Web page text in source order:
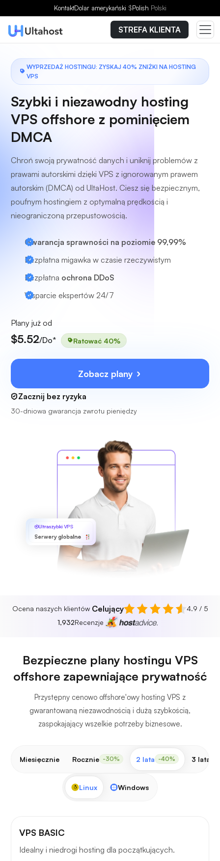
KontaktDolar amerykański $Polish Polski
STREFA KLIENTA
WYPRZEDAŻ HOSTINGU: ZYSKAJ 40% ZNIŻKI NA HOSTING
VPS
Szybki i niezawodny hosting
VPS offshore z pominięciem
DMCA
Chroń swoją prywatność danych i uniknij problemów z
prawami autorskimi dzięki VPS z ignorowanym prawem
autorskim (DMCA) od UltaHost. Ciesz się bezpiecznym,
poufnym hostingiem z optymalną prędkością i
nieograniczoną przepustowością.
Gwarancja sprawności na poziomie 99,99%
Bezpłatna migawka w czasie rzeczywistym
Bezpłatna ochrona DDoS
Wsparcie ekspertów 24/7
Plany już od
$5.52/Do* Ratować 40%
Zobacz plany
Zacznij bez ryzyka
30-dniowa gwarancja zwrotu pieniędzy
Ultraszybki VPS
Serwery globalne
Ocena naszych klientów Celujący
4.9 / 5
1,932Recenzje
Bezpieczne plany hostingu VPS
offshore zapewniające prywatność
Przystępny cenowo offshore'owy hosting VPS z
gwarantowaną niezawodnością i dużą szybkością,
zaspokajający wszelkie potrzeby biznesowe.
Miesięcznie Rocznie -30% 2 lata -40% 3 lata
Linux Windows
VPS BASIC
Idealny i niedrogi hosting dla początkujących.